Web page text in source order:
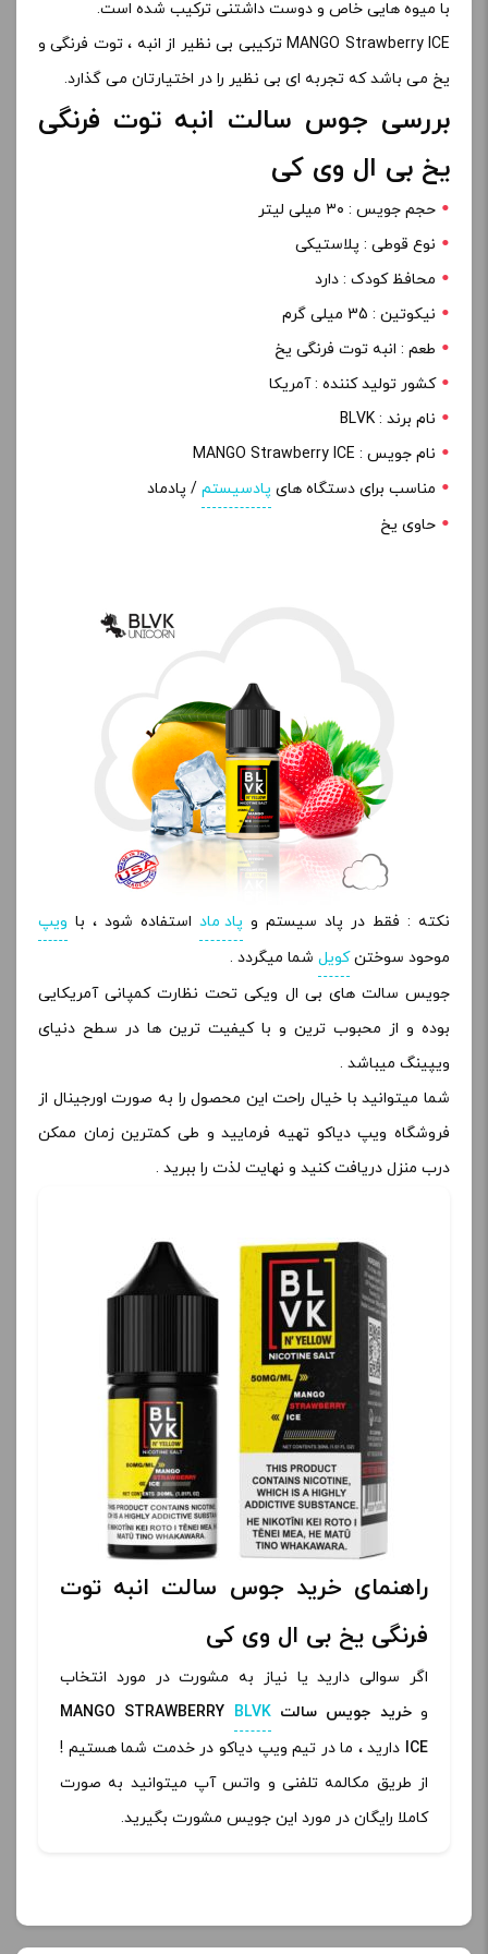
با میوه هایی خاص و دوست داشتنی ترکیب شده است.
MANGO Strawberry ICE ترکیبی بی نظیر از انبه ، توت فرنگی و
یخ می باشد که تجربه ای بی نظیر را در اختیارتان می گذارد.
بررسی جوس سالت انبه توت فرنگی
یخ بی ال وی کی
حجم جویس : ۳۰ میلی لیتر
نوع قوطی : پلاستیکی
محافظ کودک : دارد
نیکوتین : 35 میلی گرم
طعم : انبه توت فرنگی یخ
کشور تولید کننده : آمریکا
نام برند : BLVK
نام جویس : MANGO Strawberry ICE
مناسب برای دستگاه های پادسیستم / پادماد
حاوی یخ
نکته : فقط در پاد سیستم و پاد ماد استفاده شود ، با ویپ
موحود سوختنکویل شما میگردد .
جویس سالت های بی ال ویکی تحت نظارت کمپانی آمریکایی
بوده و از محبوب ترین و با کیفیت ترین ها در سطح دنیای
ویپینگ میباشد .
شما میتوانید با خیال راحت این محصول را به صورت اورجینال از
فروشگاه ویپ دیاکو تهیه فرمایید و طی کمترین زمان ممکن
درب منزل دریافت کنید و نهایت لذت را ببرید .
راهنمای خرید جوس سالت انبه توت
فرنگی یخ بی ال وی کی
اگر سوالی دارید یا نیاز به مشورت در مورد انتخاب
وخرید جویس سالتBLVK
MANGO STRAWBERRY
ICE دارید ، ما در تیم ویپ دیاکو در خدمت شما هستیم !
از طریق مکالمه تلفنی و واتس آپ میتوانید به صورت
کاملا رایگان در مورد این جویس مشورت بگیرید.